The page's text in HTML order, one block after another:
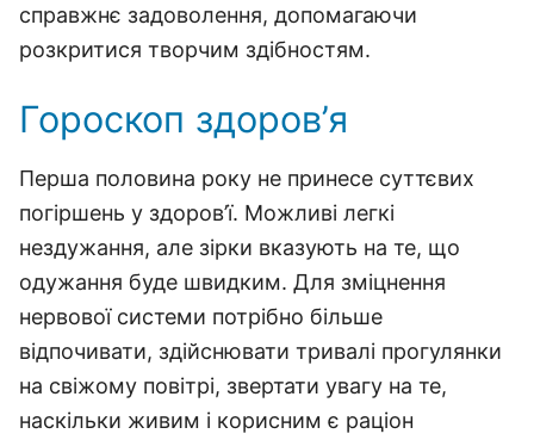
справжнє задоволення, допомагаючи
розкритися творчим здібностям.
Гороскоп здоров’я
Перша половина року не принесе суттєвих
погіршень у здоров’ї. Можливі легкі
нездужання, але зірки вказують на те, що
одужання буде швидким. Для зміцнення
нервової системи потрібно більше
відпочивати, здійснювати тривалі прогулянки
на свіжому повітрі, звертати увагу на те,
наскільки живим і корисним є раціон